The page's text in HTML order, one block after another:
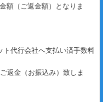
額（ご返金額）となりま
ト代行会社へ支払い済手数料
返金（お振込み）致しま